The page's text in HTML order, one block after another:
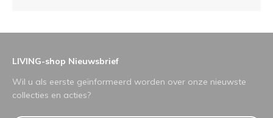
LIVING-shop Nieuwsbrief
Wil u als eerste geïnformeerd worden over onze nieuwste
collecties en acties?